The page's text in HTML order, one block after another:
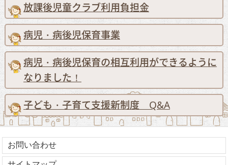
放課後児童クラブ利用負担金
病児・病後児保育事業
病児・病後児保育の相互利用ができるように
なりました！
子ども・子育て支援新制度 Q&A
お問い合わせ